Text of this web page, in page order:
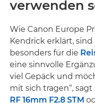
verwenden
Wie Canon Europe
Kendrick erklärt,
besonders für die
eine sinnvolle
viel Gepäck und
mit sich tragen“, sagt
RF 16mm F2.8 STM